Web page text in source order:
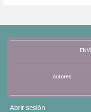
Autores
Abrir sesión